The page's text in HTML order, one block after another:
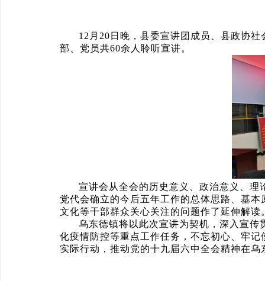
12月20日晚，县委宣讲团成员、县政协
部、党员共60余人聆听宣讲。
宣讲会从全会的历史意义、政治意义、
党代会确立的今后五年工作的总体思路、基
文化等干部群众关心关注的问题作了延伸解读
乌东德镇将以此次宣讲为契机，深入宣
化疫情防控等重点工作任务，不忘初心、牢
实际行动，推动党的十九届六中全会精神在